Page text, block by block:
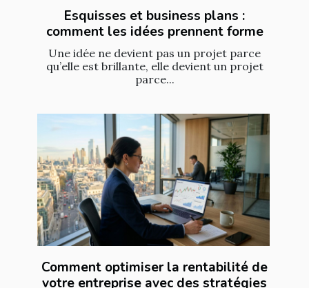
Esquisses et business plans :
comment les idées prennent forme
Une idée ne devient pas un projet parce
qu’elle est brillante, elle devient un projet
parce...
Comment optimiser la rentabilité de
votre entreprise avec des stratégies